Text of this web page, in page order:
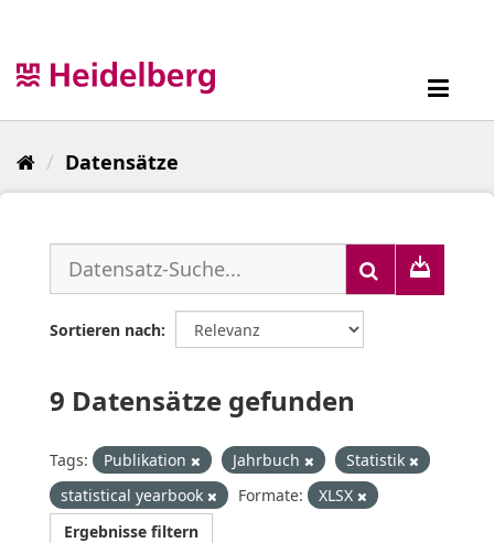
Datensätze
Sortieren nach
9 Datensätze gefunden
Tags: Publikation Jahrbuch
Statistik
statistical yearbook
Formate:
XLSX
Ergebnisse filtern